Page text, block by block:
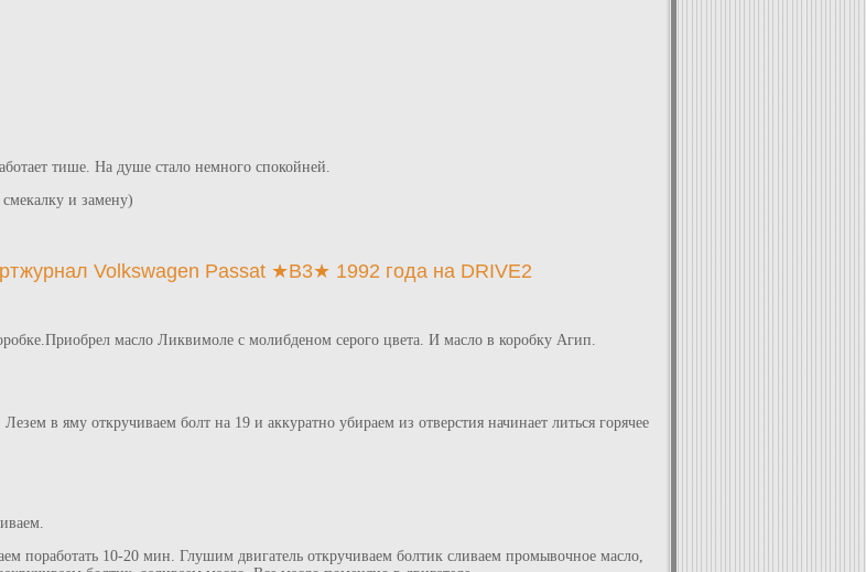
тише. На душе стало немного спокойней.
и замену)
Volkswagen Passat ★B3★ 1992 года на DRIVE2
масло Ликвимоле с молибденом серого цвета. И масло в коробку Агип.
в яму откручиваем болт на 19 и аккуратно убираем из отверстия начинает литься горячее
поработать 10-20 мин. Глушим двигатель откручиваем болтик сливаем промывочное масло,